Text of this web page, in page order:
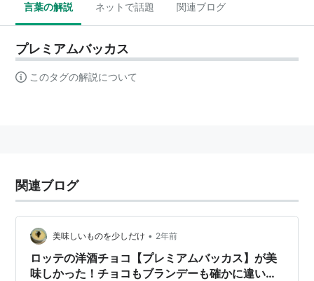
言葉の解説 ネットで話題 関連ブログ
プレミアムバッカス
このタグの解説について
関連ブログ
美味しいものを少しだけ • 2年前
ロッテの洋酒チョコ【プレミアムバッカス】が美
味しかった！チョコもブランデーも確かに違いま